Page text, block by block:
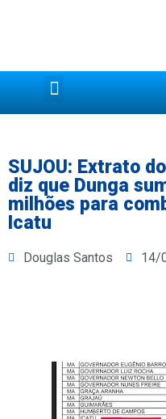
SUJOU: Extrato
diz que Dunga
milhões para
Icatu
Douglas Santos 14/